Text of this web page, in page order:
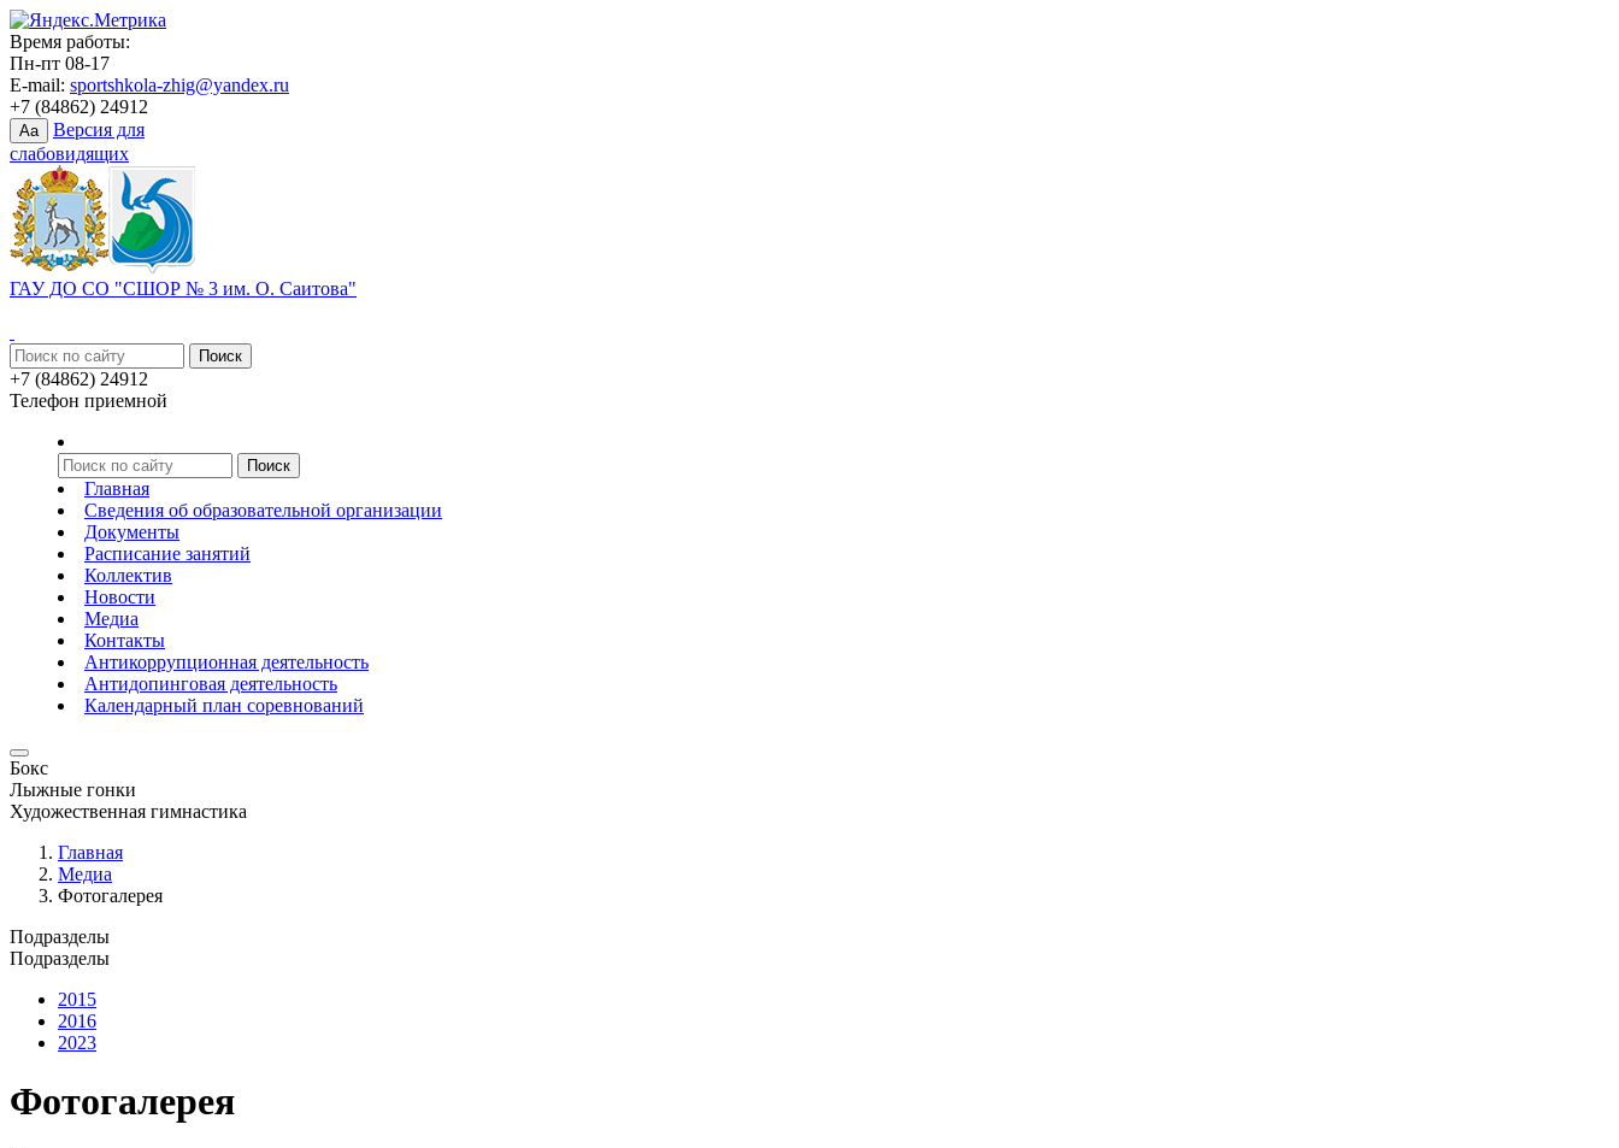
Время работы:
Пн-пт 08-17
E-mail: sportshkola-zhig@yandex.ru
+7 (84862) 24912
Aa
Версия для
слабовидящих
ГАУ ДО СО "СШОР № 3 им. О. Саитова"
+7 (84862) 24912
Телефон приемной
Главная
Сведения об образовательной организации
Документы
Расписание занятий
Коллектив
Новости
Медиа
Контакты
Антикоррупционная деятельность
Антидопинговая деятельность
Календарный план соревнований
Бокс
Лыжные гонки
Художественная гимнастика
Главная
Медиа
Фотогалерея
Подразделы
Подразделы
2015
2016
2023
Фотогалерея